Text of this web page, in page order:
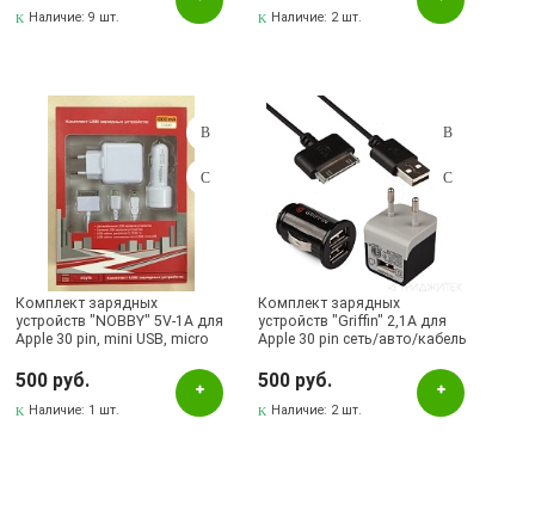
BOROFONE
Наличие в магазинах
Pаспределительный центр
Альметьевск, ул.Ленина, 132, ТЦ ЛЕНТА
Бугульма, ул.Советская, 82
Лениногорск, ул.Вахитова, 5, (АВТОВОКЗАЛ)
Лениногорск, ул.Гафиатуллина, 9, (ЦЕНТР)
Наличие:9 шт. Наличие: 2 шт.
Комплект зарядных
устройств "NOBBY" 5V-1A для
Apple 30 pin, mini USB, micro
500 руб.
Наличие: 1 шт.
Комплект зарядных
устройств "Griffin" 2,1A для
Apple 30 pin сеть/авто/кабель
500 руб.
Наличие: 2 шт.